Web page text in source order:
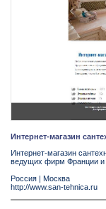
Интернет-магазин
Интернет-магазин
ведущих фирм Франции и
Россия | Москва
http://www.san-tehnica.ru